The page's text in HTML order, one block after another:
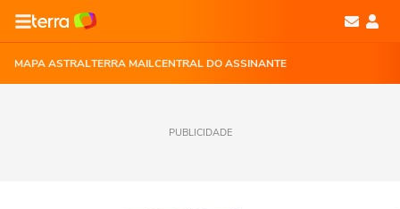
MAPA ASTRALTERRA MAILCENTRAL DO ASSINANTE
PUBLICIDADE